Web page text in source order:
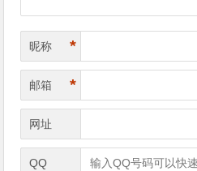
昵称 *
邮箱 *
网址
QQ